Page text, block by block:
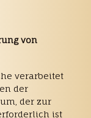
von
verarbeitet
der
der zur
ist